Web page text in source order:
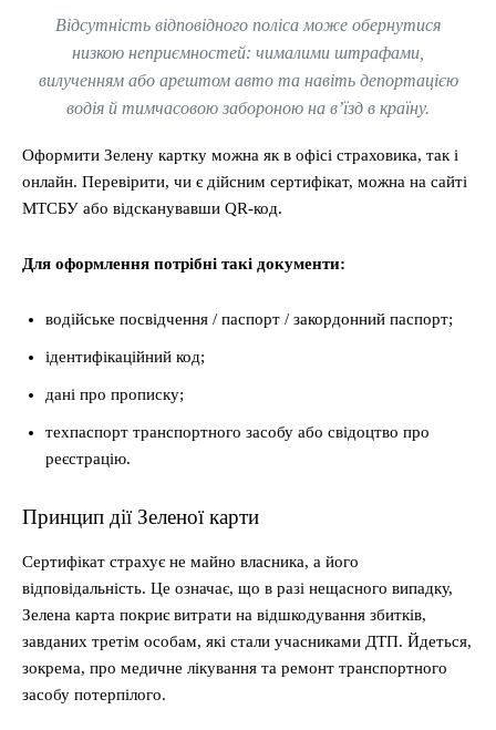
Відсутність відповідного поліса може обернутися
низкою неприємностей: чималими штрафами,
вилученням або арештом авто та навіть депортацією
водія й тимчасовою забороною на в’їзд в країну.
Оформити Зелену картку можна як в офісі страховика, так і
онлайн. Перевірити, чи є дійсним сертифікат, можна на сайті
МТСБУ або відсканувавши QR-код.
Для оформлення потрібні такі документи:
водійське посвідчення / паспорт / закордонний паспорт;
ідентифікаційний код;
дані про прописку;
техпаспорт транспортного засобу або свідоцтво про
реєстрацію.
Принцип дії Зеленої карти
Сертифікат страхує не майно власника, а його
відповідальність. Це означає, що в разі нещасного випадку,
Зелена карта покриє витрати на відшкодування збитків,
завданих третім особам, які стали учасниками ДТП. Йдеться,
зокрема, про медичне лікування та ремонт транспортного
засобу потерпілого.